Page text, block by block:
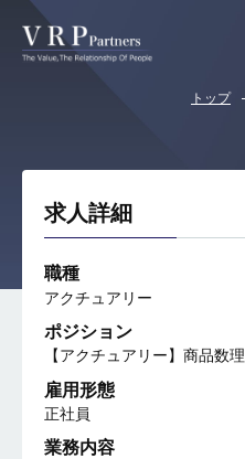
トップ
求人詳細
職種
アクチュアリー
ポジション
【アクチュアリー】商品数理
雇用形態
正社員
業務内容